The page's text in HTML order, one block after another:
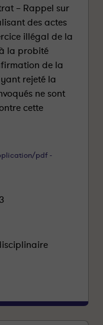
– Rappel sur
des actes
illégal de la
la probité
de la
rejeté la
ne sont
cette
pdf -